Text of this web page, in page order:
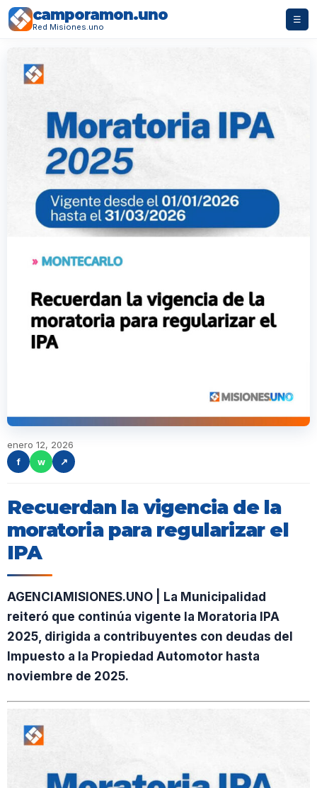
camporamon.uno
Red Misiones.uno
☰
enero 12, 2026
f
w ↗
Recuerdan la vigencia de la
moratoria para regularizar el
IPA
AGENCIAMISIONES.UNO | La Municipalidad
reiteró que continúa vigente la Moratoria IPA
2025, dirigida a contribuyentes con deudas del
Impuesto a la Propiedad Automotor hasta
noviembre de 2025.